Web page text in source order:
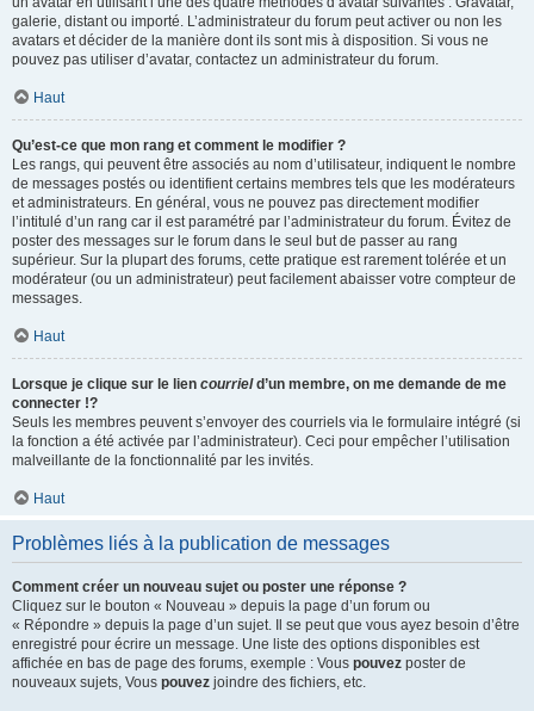
galerie, distant ou importé. L’administrateur du forum peut activer ou non les
avatars et décider de la manière dont ils sont mis à disposition. Si vous ne
pouvez pas utiliser d’avatar, contactez un administrateur du forum.
Haut
Qu’est-ce que mon rang et comment le modifier ?
Les rangs, qui peuvent être associés au nom d’utilisateur, indiquent le nombre
de messages postés ou identifient certains membres tels que les modérateurs
et administrateurs. En général, vous ne pouvez pas directement modifier
l’intitulé d’un rang car il est paramétré par l’administrateur du forum. Évitez de
poster des messages sur le forum dans le seul but de passer au rang
supérieur. Sur la plupart des forums, cette pratique est rarement tolérée et un
modérateur (ou un administrateur) peut facilement abaisser votre compteur de
messages.
Haut
Lorsque je clique sur le lien courrield’un membre, on me demande de me
connecter !?
Seuls les membres peuvent s’envoyer des courriels via le formulaire intégré (si
la fonction a été activée par l’administrateur). Ceci pour empêcher l’utilisation
malveillante de la fonctionnalité par les invités.
Haut
Problèmes liés à la publication de messages
Comment créer un nouveau sujet ou poster une réponse ?
Cliquez sur le bouton « Nouveau » depuis la page d’un forum ou
« Répondre » depuis la page d’un sujet. Il se peut que vous ayez besoin d’être
enregistré pour écrire un message. Une liste des options disponibles est
affichée en bas de page des forums, exemple : Vous pouvez poster de
nouveaux sujets, Vous pouvez joindre des fichiers, etc.